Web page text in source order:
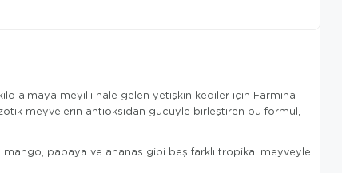
almaya meyilli hale gelen yetişkin kediler için Farmina
meyvelerin antioksidan gücüyle birleştiren bu formül,
mango, papaya ve ananas gibi beş farklı tropikal meyveyle